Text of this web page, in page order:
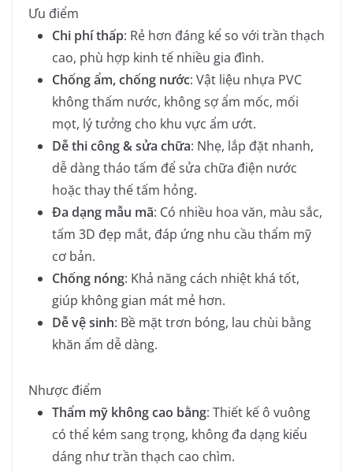
Ưu điểm
Chi phí thấp: Rẻ hơn đáng kể so với trần thạch
cao, phù hợp kinh tế nhiều gia đình.
Chống ẩm, chống nước: Vật liệu nhựa PVC
không thấm nước, không sợ ẩm mốc, mối
mọt, lý tưởng cho khu vực ẩm ướt.
Dễ thi công & sửa chữa: Nhẹ, lắp đặt nhanh,
dễ dàng tháo tấm để sửa chữa điện nước
hoặc thay thế tấm hỏng.
Đa dạng mẫu mã: Có nhiều hoa văn, màu sắc,
tấm 3D đẹp mắt, đáp ứng nhu cầu thẩm mỹ
cơ bản.
Chống nóng: Khả năng cách nhiệt khá tốt,
giúp không gian mát mẻ hơn.
Dễ vệ sinh: Bề mặt trơn bóng, lau chùi bằng
khăn ẩm dễ dàng.
Nhược điểm
Thẩm mỹ không cao bằng: Thiết kế ô vuông
có thể kém sang trọng, không đa dạng kiểu
dáng như trần thạch cao chìm.